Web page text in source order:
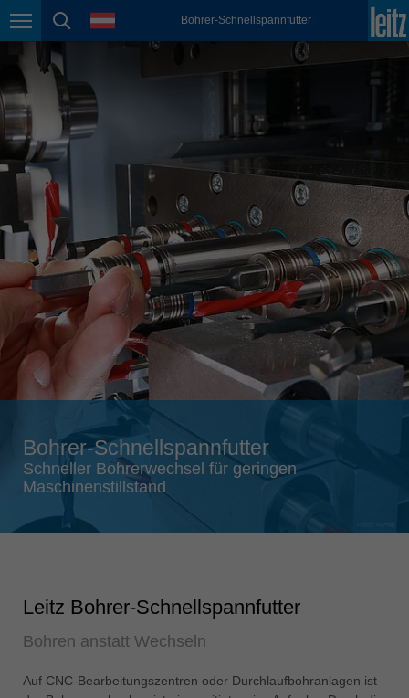
Seitennavigation
Seitensuche
Sprache Bohrer-Schnellspannfutter
México
Österreich
deutsch
Polska
polski
Portugal
português
România
Română
Schweiz
deutsch
english
Slovenija
Suomi
english
Türkiye
Bohrer-Schnellspannfutter
Schneller Bohrerwechsel für geringen
Maschinenstillstand
Leitz Bohrer-Schnellspannfutter
Bohren anstatt Wechseln
Auf CNC-Bearbeitungszentren oder Durchlaufbohranlagen ist